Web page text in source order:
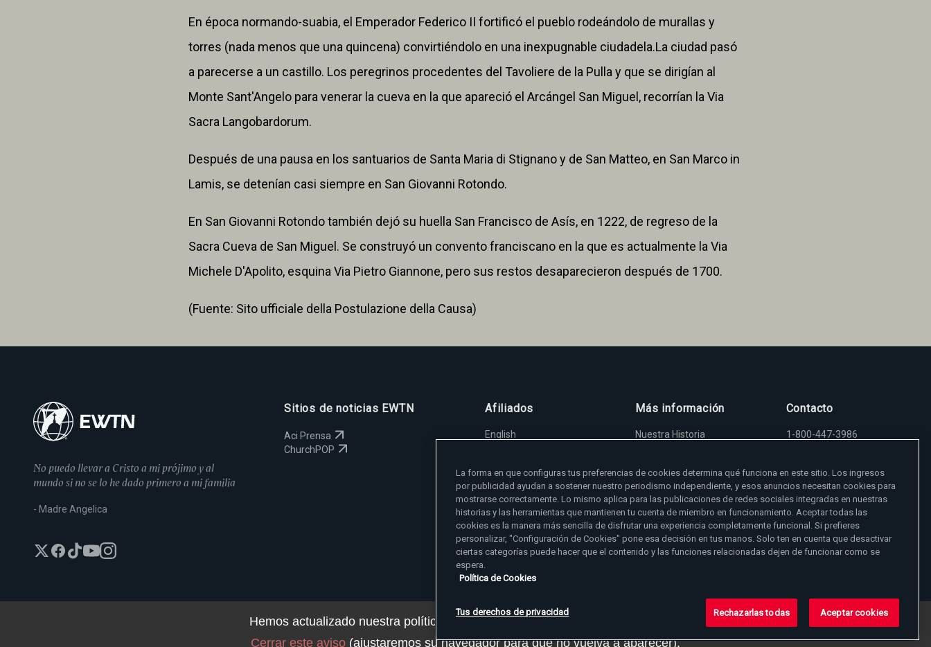
En época normando-suabia, el Emperador Federico II fortificó el pueblo rodeándolo de murallas y
torres (nada menos que una quincena) convirtiéndolo en una inexpugnable ciudadela.La ciudad pasó
a parecerse a un castillo. Los peregrinos procedentes del Tavoliere de la Pulla y que se dirigían al
Monte Sant'Angelo para venerar la cueva en la que apareció el Arcángel San Miguel, recorrían la Via
Sacra Langobardorum.
Después de una pausa en los santuarios de Santa Maria di Stignano y de San Matteo, en San Marco in
Lamis, se detenían casi siempre en San Giovanni Rotondo.
En San Giovanni Rotondo también dejó su huella San Francisco de Asís, en 1222, de regreso de la
Sacra Cueva de San Miguel. Se construyó un convento franciscano en la que es actualmente la Via
Michele D'Apolito, esquina Via Pietro Giannone, pero sus restos desaparecieron después de 1700.
(Fuente: Sito ufficiale della Postulazione della Causa)
No puedo llevar a Cristo a mi prójimo y al
mundo si no se lo he dado primero a mi familia
- Madre Angelica
Sitios de noticias EWTN
Aci Prensa
ChurchPOP
Afiliados
English
Magyar
Svenska
Yкраїнська
Deutsch
Más información
Nuestra Historia
Empleos
EWTN en todas partes
EWTN Apps
Amigos Misioneros
Contacto
1-800-447-3986
viewer@ewtn.com
EIN: 63-0801391
Donar
© 2026 EWTN Inc. Todos los derechos reservados.
Hemos actualizado nuestra política de privacidad. Puede ver los detalles
Cerrar este aviso (ajustaremos su navegador para que no vuelva a aparecer).
La forma en que configuras tus preferencias de cookies determina qué funciona en este sitio. Los ingresos
por publicidad ayudan a sostener nuestro periodismo independiente, y esos anuncios necesitan cookies para
mostrarse correctamente. Lo mismo aplica para las publicaciones de redes sociales integradas en nuestras
historias y las herramientas que mantienen tu cuenta de miembro en funcionamiento. Aceptar todas las
cookies es la manera más sencilla de disfrutar una experiencia completamente funcional. Si prefieres
personalizar, "Configuración de Cookies" pone esa decisión en tus manos. Solo ten en cuenta que desactivar
ciertas categorías puede hacer que el contenido y las funciones relacionadas dejen de funcionar como se
espera.
Política de Cookies
Tus derechos de privacidad Rechazarlas todas Aceptar cookies